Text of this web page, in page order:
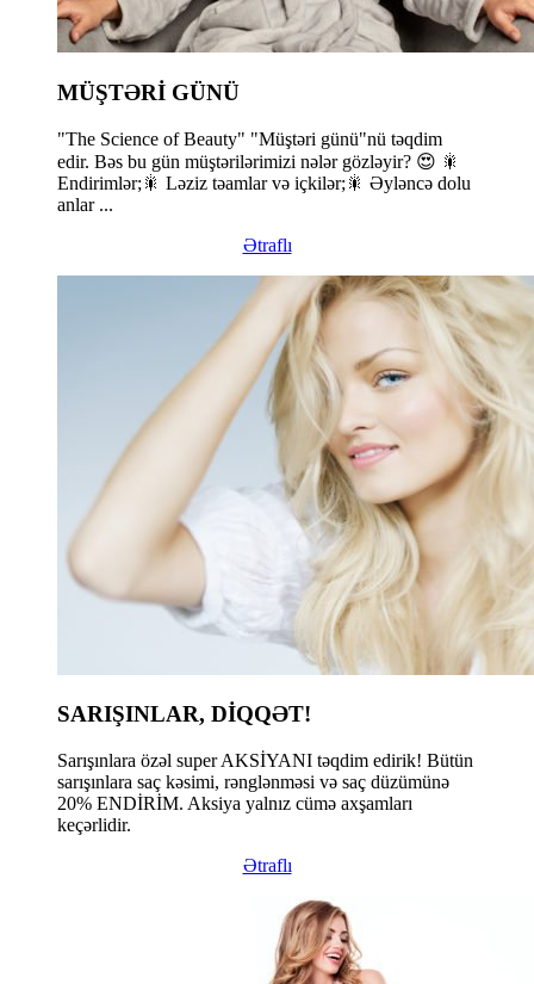
MÜŞTƏRİ GÜNÜ
"The Science of Beauty" "Müştəri günü"nü təqdim
edir. Bəs bu gün müştərilərimizi nələr gözləyir? 😍 🎇
Endirimlər;🎇 Ləziz təamlar və içkilər;🎇 Əyləncə dolu
anlar ...
Ətraflı
SARIŞINLAR, DİQQƏT!
Sarışınlara özəl super AKSİYANI təqdim edirik! Bütün
sarışınlara saç kəsimi, rənglənməsi və saç düzümünə
20% ENDİRİM. Aksiya yalnız cümə axşamları
keçərlidir.
Ətraflı